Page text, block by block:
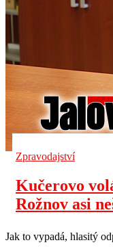
Zpravodajství
Kučerovo
Rožnov asi
Jak to vypadá, hlasitý